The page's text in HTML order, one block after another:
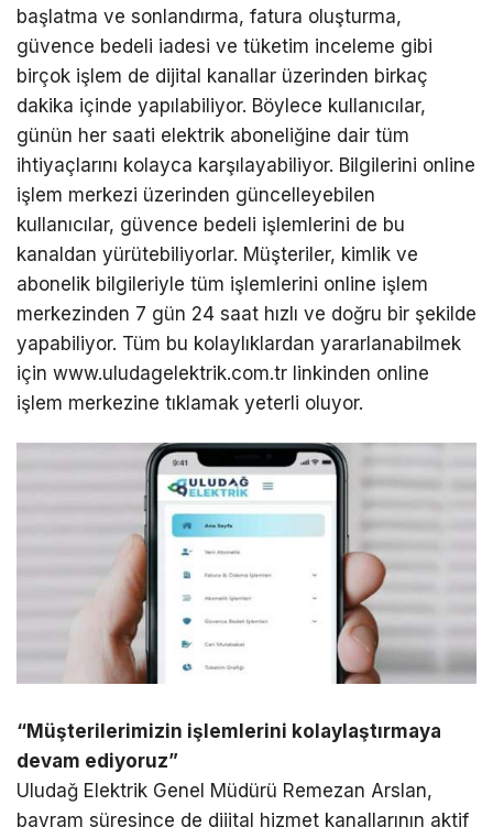
başlatma ve sonlandırma, fatura oluşturma,
güvence bedeli iadesi ve tüketim inceleme gibi
birçok işlem de dijital kanallar üzerinden birkaç
dakika içinde yapılabiliyor. Böylece kullanıcılar,
günün her saati elektrik aboneliğine dair tüm
ihtiyaçlarını kolayca karşılayabiliyor. Bilgilerini online
işlem merkezi üzerinden güncelleyebilen
kullanıcılar, güvence bedeli işlemlerini de bu
kanaldan yürütebiliyorlar. Müşteriler, kimlik ve
abonelik bilgileriyle tüm işlemlerini online işlem
merkezinden 7 gün 24 saat hızlı ve doğru bir şekilde
yapabiliyor. Tüm bu kolaylıklardan yararlanabilmek
için www.uludagelektrik.com.tr linkinden online
işlem merkezine tıklamak yeterli oluyor.
“Müşterilerimizin işlemlerini kolaylaştırmaya
devam ediyoruz”
Uludağ Elektrik Genel Müdürü Remezan Arslan,
bayram süresince de dijital hizmet kanallarının aktif